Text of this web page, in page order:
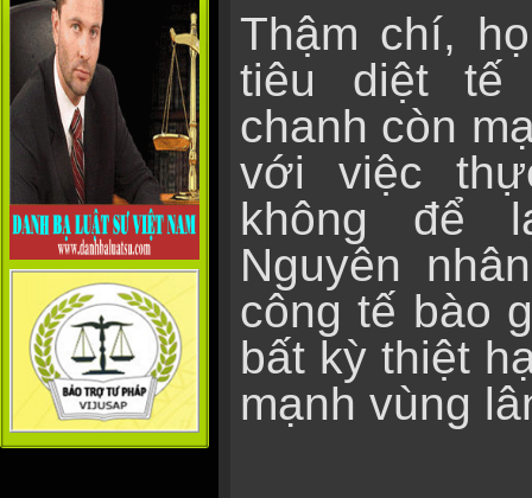
Thậm chí,
tiêu diệt tế
chanh còn
với việc
không để
Nguyên
công tế bào
bất kỳ thiệt
mạnh vùng